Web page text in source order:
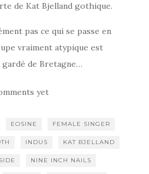
de Kat Bjelland gothique.
pas ce qui se passe en
vraiment atypique est
de Bretagne…
yet
EOSINE FEMALE SINGER
INDUS KAT BJELLAND
NINE INCH NAILS